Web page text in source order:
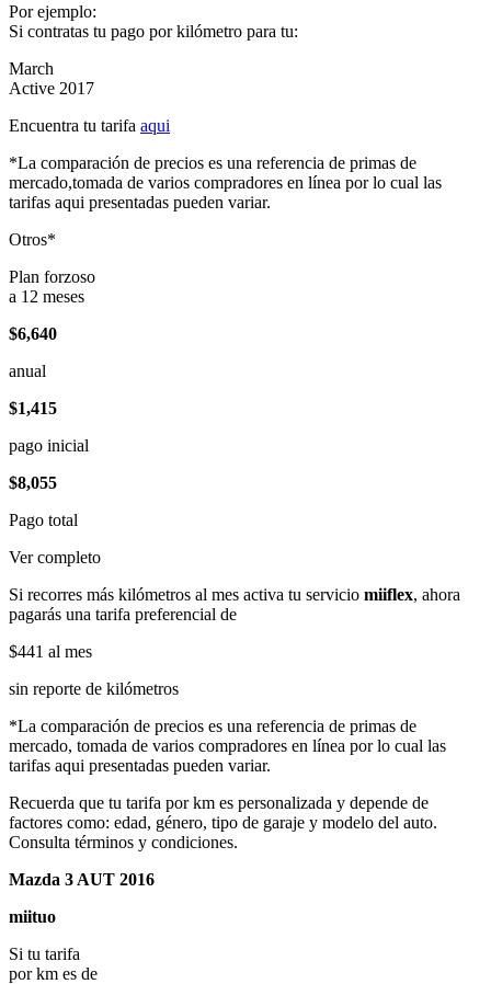
Por ejemplo:
Si contratas tu pago por kilómetro para tu:
March
Active 2017
Encuentra tu tarifa aqui
*La comparación de precios es una referencia de primas de
mercado,tomada de varios compradores en línea por lo cual las
tarifas aqui presentadas pueden variar.
Otros*
Plan forzoso
a 12 meses
$6,640
anual
$1,415
pago inicial
$8,055
Pago total
Ver completo
Si recorres más kilómetros al mes activa tu servicio miiflex, ahora
pagarás una tarifa preferencial de
$441 al mes
sin reporte de kilómetros
*La comparación de precios es una referencia de primas de
mercado, tomada de varios compradores en línea por lo cual las
tarifas aqui presentadas pueden variar.
Recuerda que tu tarifa por km es personalizada y depende de
factores como: edad, género, tipo de garaje y modelo del auto.
Consulta términos y condiciones.
Mazda 3 AUT 2016
miituo
Si tu tarifa
por km es de